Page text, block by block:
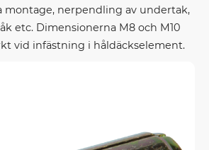
montage, nerpendling av undertak,
etc. Dimensionerna M8 och M10
vid infästning i håldäckselement.